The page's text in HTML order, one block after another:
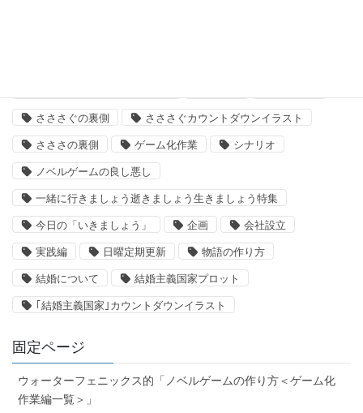
さささぐの裏側 さささぐカウントダウンイラスト
さささの裏側 ゲーム化作業 シナリオ
ノベルゲームの良し悪し
一緒に行きましょう逝きましょう生きましょう特集
今日の「いきましょう」 企画 会社設立
実践編 日曜定期更新 物語の作り方
結婚について 結婚主義国家プロット
｢結婚主義国家｣カウントダウンイラスト
固定ページ
ウォーターフェニックス的「ノベルゲームの作り方＜ゲーム化
作業編一覧＞」